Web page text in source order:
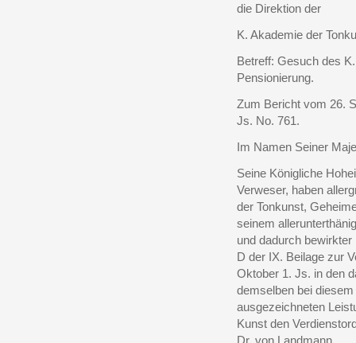
die Direktion der
K. Akademie der
Betreff: Gesuch des
Pensionierung.
Zum Bericht vom 26.
Js. No. 761.
Im Namen Seiner
Seine Königliche
Verweser, haben
der Tonkunst,
seinem
und dadurch
D der IX. Beilage zur
Oktober 1. Js. in den
demselben bei
ausgezeichneten
Kunst den